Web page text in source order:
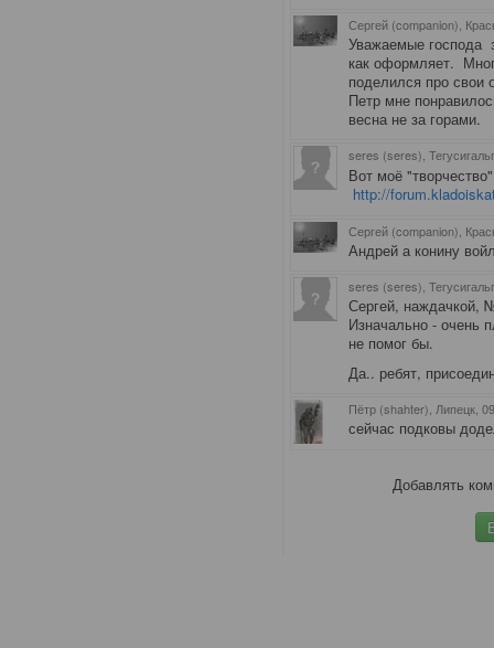
Сергей (companion),
Уважаемые господа
как оформляет.
поделился про
Петр мне
весна не за горами.
seres (seres),
Вот моё
http://
Сергей (companion),
Андрей а конину
seres (seres),
Сергей,
Изначально - очень
не помог бы.
Да.. ребят,
Пётр (shahter), Липецк ,
сейчас подковы
Добавлять